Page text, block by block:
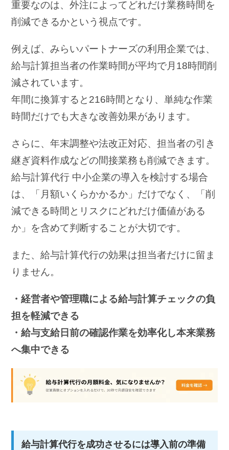
重要なのは、外注によってどれだけ業務時間を
削減できるかという視点です。
例えば、みらいパートナーズの利用企業では、
給与計算担当者の作業時間が平均で月18時間削
減されています。
年間に換算すると216時間となり、単純な作業
時間だけでも大きな改善効果があります。
さらに、年末調整や法改正対応、担当者の引き
継ぎ資料作成などの間接業務も削減できます。
給与計算代行 中小企業の導入を検討する場合
は、「月額いくらかかるか」だけでなく、「削
減できる時間とリスクにどれだけ価値がある
か」を含めて判断することが大切です。
また、給与計算代行の効果は担当者だけに留ま
りません。
・経営者や管理職による給与計算チェックの負
担を軽減できる
・給与支給日前の確認作業を効率化し本来業務
へ集中できる
給与計算代行を成功させるには導入前の準備